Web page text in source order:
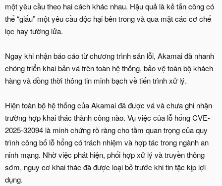
một yêu cầu theo hai cách khác nhau. Hậu quả là kẻ tấn công có
thể “giấu” một yêu cầu độc hại bên trong và qua mặt các cơ chế
lọc hay tường lửa.
Ngay khi nhận báo cáo từ chương trình săn lỗi, Akamai đã nhanh
chóng triển khai bản vá trên toàn hệ thống, bảo vệ toàn bộ khách
hàng và đồng thời thông tin minh bạch về tiến trình xử lý.
Hiện toàn bộ hệ thống của Akamai đã được vá và chưa ghi nhận
trường hợp khai thác thành công nào. Vụ việc của lỗ hổng CVE-
2025-32094 là minh chứng rõ ràng cho tầm quan trọng của quy
trình công bố lỗ hổng có trách nhiệm và hợp tác trong ngành an
ninh mạng. Nhờ việc phát hiện, phối hợp xử lý và truyền thông
sớm, nguy cơ khai thác đã được loại bỏ trước khi tin tặc kịp lợi
dụng.